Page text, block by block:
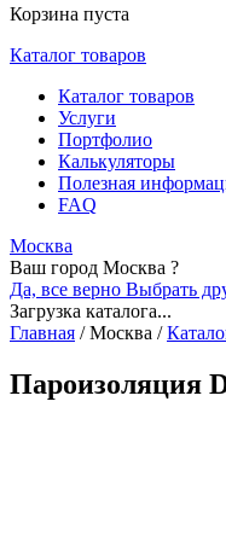
Корзина пуста
Каталог товаров
Каталог товаров
Услуги
Портфолио
Калькуляторы
Полезная
FAQ
Москва
Ваш город Москва ?
Да, все верно Выбрать
Загрузка каталога...
Главная /Москва /
Пароизоляция